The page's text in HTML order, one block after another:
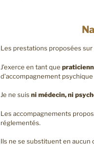
Les prestations proposées
J’exerce en tant que
d’accompagnement
Je ne suis ni médecin, ni
Les accompagnements
réglementés.
Ils ne se substituent en aucun